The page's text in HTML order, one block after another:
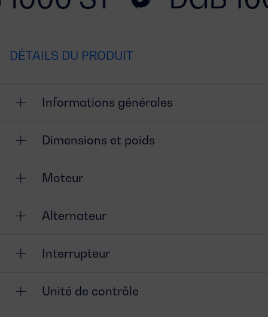
DÉTAILS DU PRODUIT
Informations générales
Dimensions et poids
Moteur
Alternateur
Interrupteur
Unité de contrôle